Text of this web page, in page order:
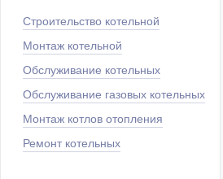
Строительство котельной
Монтаж котельной
Обслуживание котельных
Обслуживание газовых котельных
Монтаж котлов отопления
Ремонт котельных